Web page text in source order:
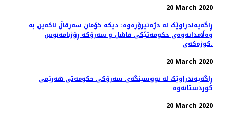
20 March 2020
ڕاگەیەندراوێک لە دژەتیرۆرەوە: دیکە خۆمان سەرقاڵ ناکەین بە
وەڵامدانەوەی حکومەتێکی فاشل و سەرۆکە ڕۆژنامەنوس
کوژەکەی.
20 March 2020
ڕاگەیەندراوێک لە نووسینگەی سەرۆکی حکومەتی هەرێمی
کوردستانەوە
20 March 2020